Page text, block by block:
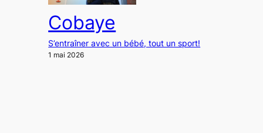
Cobaye
S’entraîner avec un bébé, tout un sport!
1 mai 2026